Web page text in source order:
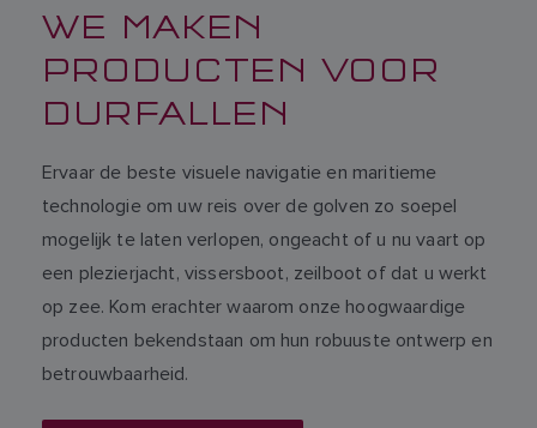
WE MAKEN
PRODUCTEN VOOR
DURFALLEN
Ervaar de beste visuele navigatie en maritieme
technologie om uw reis over de golven zo soepel
mogelijk te laten verlopen, ongeacht of u nu vaart op
een plezierjacht, vissersboot, zeilboot of dat u werkt
op zee. Kom erachter waarom onze hoogwaardige
producten bekendstaan om hun robuuste ontwerp en
betrouwbaarheid.